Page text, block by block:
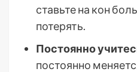
ставьте на кон
потерять.
Постоянно
постоянно